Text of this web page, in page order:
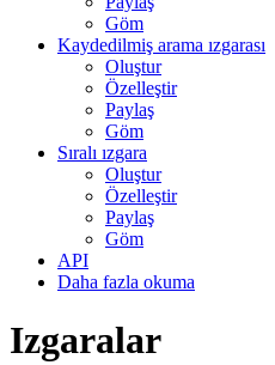
Göm
Kaydedilmiş arama ızgarası
Oluştur
Özelleştir
Paylaş
Göm
Sıralı ızgara
Oluştur
Özelleştir
Paylaş
Göm
API
Daha fazla okuma
Izgaralar